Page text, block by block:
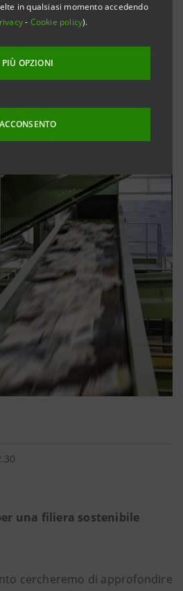
in qualsiasi momento accedendo
- Cookie policy).
PIÙ OPZIONI
ACCONSENTO
una filiera sostenibile
cercheremo di approfondire